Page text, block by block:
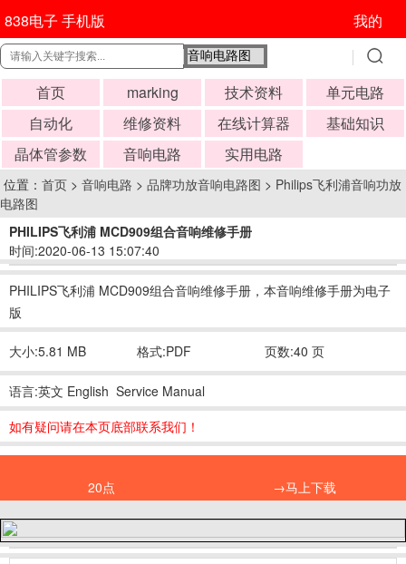
838电子 手机版 我的
首页 marking 技术资料
单元电路
自动化
维修资料 在线计算器
基础知识
晶体管参数
音响电路 实用电路
位置： 首页 > 音响电路 > 品牌功放音响电路图 > Philips飞利浦音响功放
电路图
PHILIPS飞利浦 MCD909组合音响维修手册
时间:2020-06-13 15:07:40
PHILIPS飞利浦 MCD909组合音响维修手册，本音响维修手册为电子
版
大小:5.81 MB 格式:PDF 页数:40 页
语言:英文 English Service Manual
如有疑问请在本页底部联系我们！
20点 →马上下载